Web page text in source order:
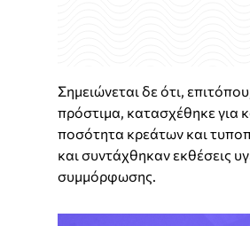
Σημειώνεται δε ότι,
πρόστιμα, κατασχέθηκε για
ποσότητα κρεάτων και
και συντάχθηκαν εκθέσεις
συμμόρφωσης.